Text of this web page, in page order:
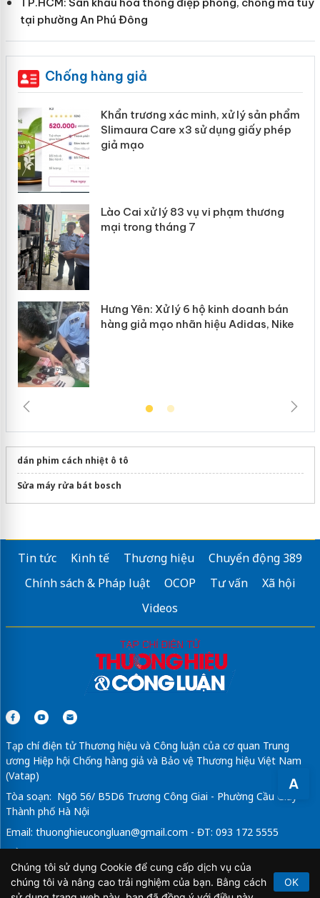
A
tại phường An Phú Đông
Chống hàng giả
Khẩn trương xác minh, xử lý sản phẩm
Slimaura Care x3 sử dụng giấy phép
giả mạo
Lào Cai xử lý 83 vụ vi phạm thương
mại trong tháng 7
Hưng Yên: Xử lý 6 hộ kinh doanh bán
hàng giả mạo nhãn hiệu Adidas, Nike
dán phim cách nhiệt ô tô
Sửa máy rửa bát bosch
Tin tức Kinh tế Thương hiệu
Chuyển động 389
Chính sách & Pháp luật
OCOP Tư vấn
Xã hội
Videos
Tạp chí điện tử Thương hiệu và Công luận của cơ quan Trung
ương Hiệp hội Chống hàng giả và Bảo vệ Thương hiệu Việt Nam
(Vatap)
Tòa soạn: Ngõ 56/ B5D6 Trương Công Giai - Phường Cầu Giấy -
Thành phố Hà Nội
Email: thuonghieucongluan@gmail.com - ĐT: 093 172 5555
Tổng Biên Tập: Vũ Đức Thuận
Giấy phép hoạt động báo chí điện tử số 64/GP-BTTTT do Bộ
Thông tin và Truyền thông cấp ngày 21/2/2020.
Chúng tôi sử dụng Cookie để cung cấp dịch vụ của
chúng tôi và nâng cao trải nghiệm của bạn. Bằng cách
OK